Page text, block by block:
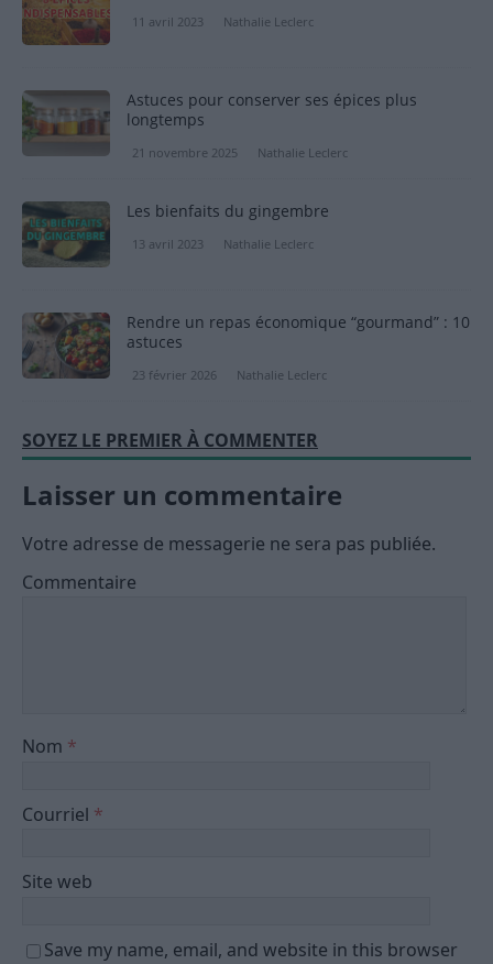
11 avril 2023 Nathalie Leclerc
Astuces pour conserver ses épices plus
longtemps
21 novembre 2025 Nathalie Leclerc
Les bienfaits du gingembre
13 avril 2023 Nathalie Leclerc
Rendre un repas économique “gourmand” : 10
astuces
23 février 2026 Nathalie Leclerc
SOYEZ LE PREMIER À COMMENTER
Laisser un commentaire
Votre adresse de messagerie ne sera pas publiée.
Commentaire
Nom *
Courriel *
Site web
Save my name, email, and website in this browser